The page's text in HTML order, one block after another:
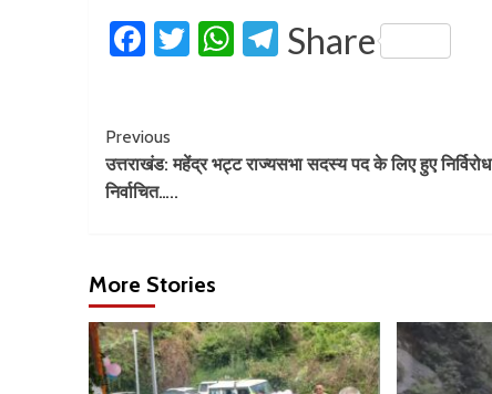
Facebook
Twitter
WhatsApp
Telegram
Share
Previous
उत्तराखंड: महेंद्र भट्ट राज्यसभा सदस्य पद के लिए हुए निर्विरोध
निर्वाचित…..
More Stories